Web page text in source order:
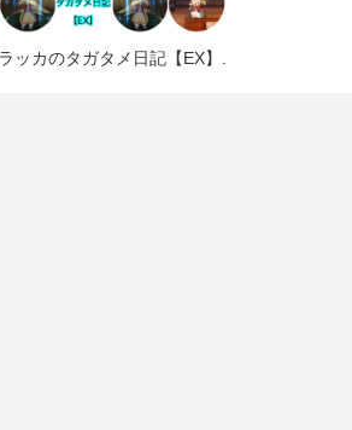
ッカのタガタメ日記【EX】.